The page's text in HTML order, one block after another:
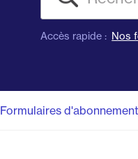
Accès rapide : Nos
Formulaires d'abonnement